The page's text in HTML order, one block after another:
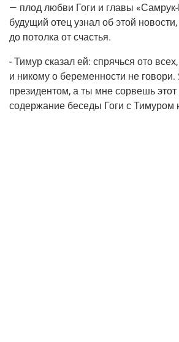
— плод люб­ви Гоги и гла­вы «
буду­щий отец узнал об этой
до потол­ка от счастья.
- Тимур ска­зал ей: спрячь­ся ото
и нико­му о бере­мен­но­сти не
пре­зи­ден­том, а ты мне сорвешь
содер­жа­ние бесе­ды Гоги с Тиму­ром